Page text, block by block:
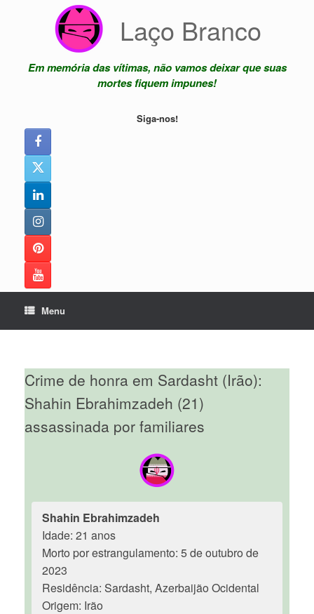
Laço Branco
Em memória das vítimas, não vamos deixar que suas
mortes fiquem impunes!
Siga-nos!
Menu
Crime de honra em Sardasht (Irão):
Shahin Ebrahimzadeh (21)
assassinada por familiares
Shahin Ebrahimzadeh
Idade: 21 anos
Morto por estrangulamento: 5 de outubro de
2023
Residência: Sardasht, Azerbaijão Ocidental
Origem: Irão